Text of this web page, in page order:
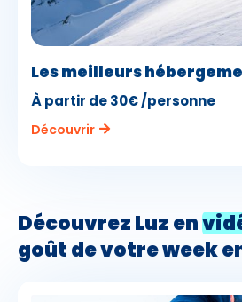
Les meilleurs
À partir de 30€ /personne
Découvrir
Découvrez Luz en
goût de votre week